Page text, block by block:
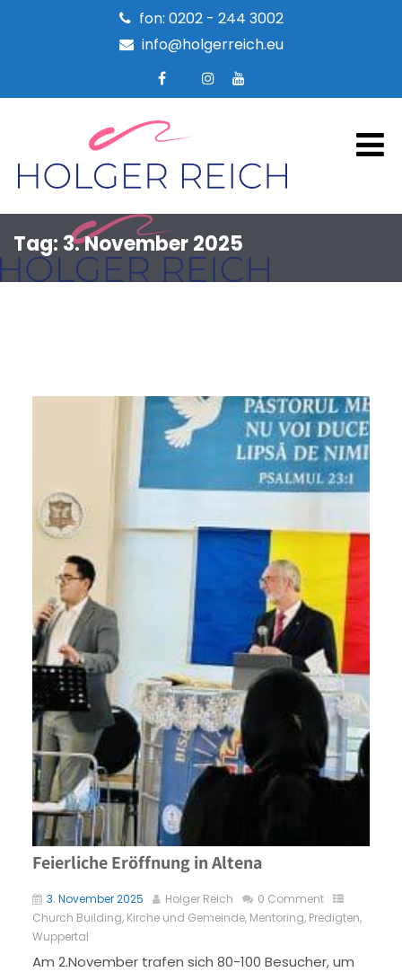
fon: 0202 - 244 3002
info@holgerreich.eu
Tag: 3. November 2025
Feierliche Eröffnung in Altena
3. November 2025 Holger Reich
0 Comment
Church Building, Kirche und Gemeinde, Mentoring, Predigten,
Wuppertal
Am 2.November trafen sich 80-100 Besucher, um